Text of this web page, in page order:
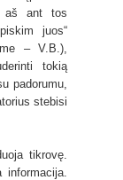
aš ant tos
juos“
– V.B.),
tokią
padorumu,
stebisi
tikrovę.